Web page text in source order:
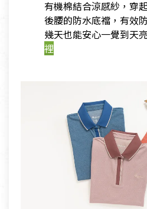
有機棉結合涼感紗，穿
後腰的防水底襠，有效
幾天也能安心一覺到天
裡